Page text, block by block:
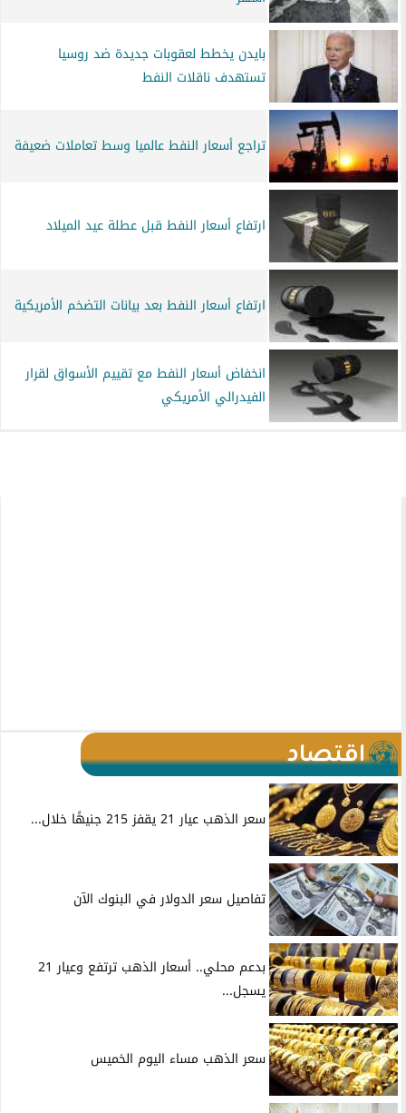
بايدن يخطط لعقوبات جديدة ضد روسيا
تستهدف ناقلات النفط
تراجع أسعار النفط عالميا وسط تعاملات ضعيفة
ارتفاع أسعار النفط قبل عطلة عيد الميلاد
ارتفاع أسعار النفط بعد بيانات التضخم الأمريكية
انخفاض أسعار النفط مع تقييم الأسواق لقرار
الفيدرالي الأمريكي
اقتصاد
سعر الذهب عيار 21 يقفز 215 جنيهًا خلال...
تفاصيل سعر الدولار في البنوك الآن
بدعم محلي.. أسعار الذهب ترتفع وعيار 21
يسجل...
سعر الذهب مساء اليوم الخميس